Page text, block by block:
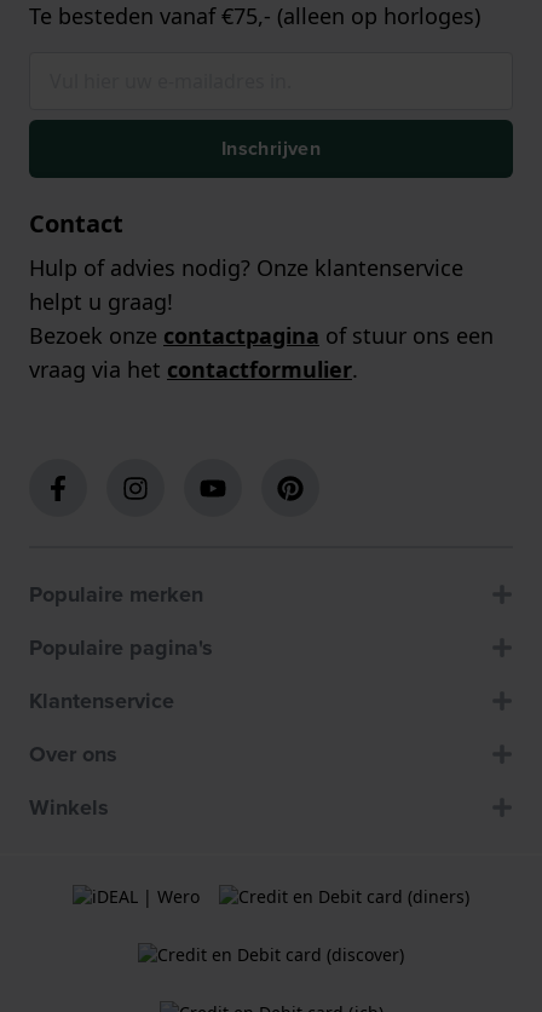
Te besteden vanaf €75,- (alleen op horloges)
Inschrijven
Contact
Hulp of advies nodig? Onze klantenservice
helpt u graag!
Bezoek onze contactpagina of stuur ons een
vraag via het contactformulier.
Populaire merken
Populaire pagina's
Klantenservice
Over ons
Winkels